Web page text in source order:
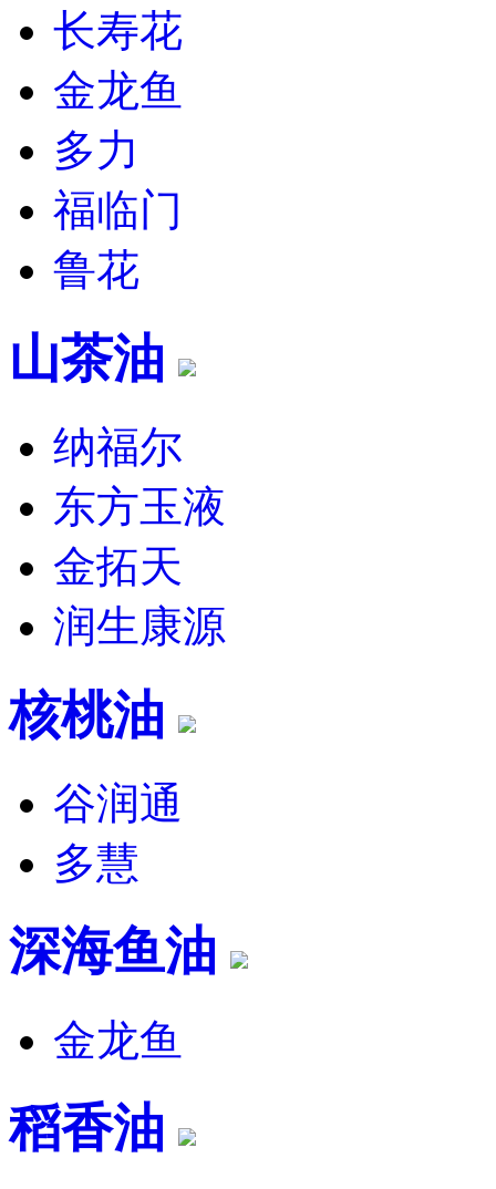
长寿花
金龙鱼
多力
福临门
鲁花
山茶油
纳福尔
东方玉液
金拓天
润生康源
核桃油
谷润通
多慧
深海鱼油
金龙鱼
稻香油